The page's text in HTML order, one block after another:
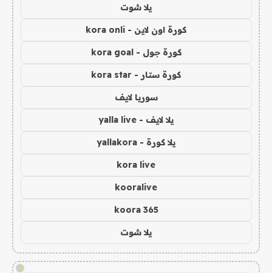
يلا شوت
كورة اون لاين - kora onli
كورة جول - kora goal
كورة ستار - kora star
سوريا لايف
يلا لايف - yalla live
يلا كورة - yallakora
kora live
kooralive
koora 365
يلا شوت
!